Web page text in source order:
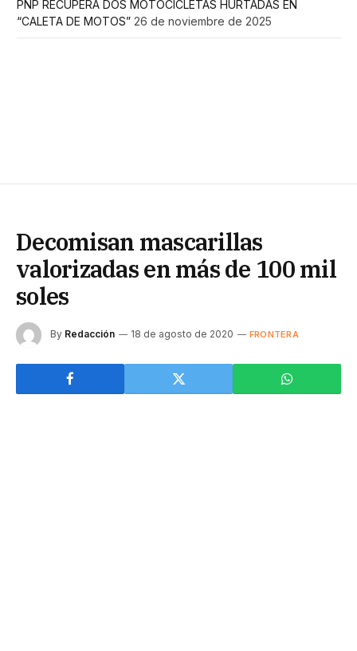
PNP RECUPERA DOS MOTOCICLETAS HURTADAS EN
“CALETA DE MOTOS” 26 de noviembre de 2025
Decomisan mascarillas
valorizadas en más de 100 mil
soles
By Redacción 18 de agosto de 2020 FRONTERA